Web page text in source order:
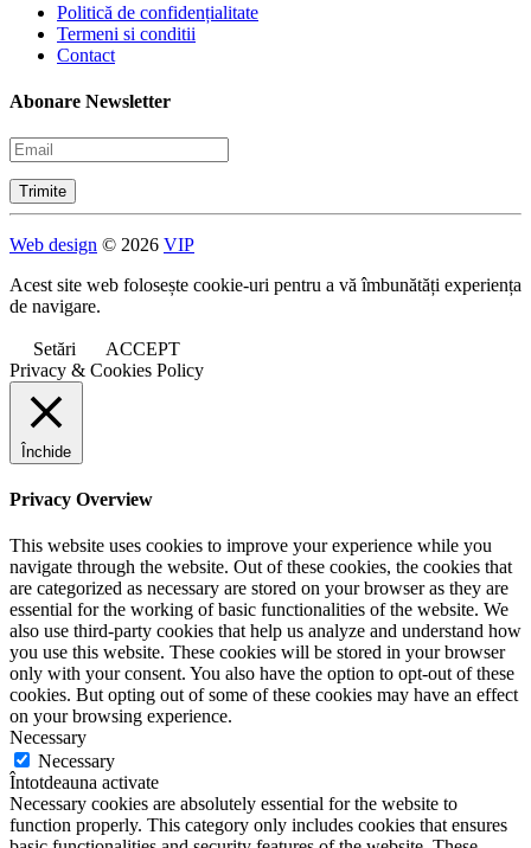
Politică de confidențialitate
Termeni si conditii
Contact
Abonare Newsletter
Web design © 2026 VIP
Acest site web folosește cookie-uri pentru a vă îmbunătăți experiența
de navigare.
Setări
ACCEPT
Privacy & Cookies Policy
Închide
Privacy Overview
This website uses cookies to improve your experience while you
navigate through the website. Out of these cookies, the cookies that
are categorized as necessary are stored on your browser as they are
essential for the working of basic functionalities of the website. We
also use third-party cookies that help us analyze and understand how
you use this website. These cookies will be stored in your browser
only with your consent. You also have the option to opt-out of these
cookies. But opting out of some of these cookies may have an effect
on your browsing experience.
Necessary
Necessary
Întotdeauna activate
Necessary cookies are absolutely essential for the website to
function properly. This category only includes cookies that ensures